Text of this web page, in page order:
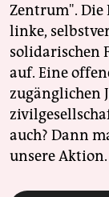
Zentrum". Die
linke,
solidarischen
auf. Eine
zugänglichen
auch? Dann
unsere Aktion.